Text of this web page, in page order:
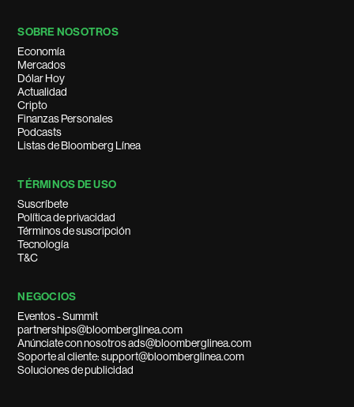
SOBRE NOSOTROS
Economía
Mercados
Dólar Hoy
Actualidad
Cripto
Finanzas Personales
Podcasts
Listas de Bloomberg Línea
TÉRMINOS DE USO
Suscríbete
Política de privacidad
Términos de suscripción
Tecnología
T&C
NEGOCIOS
Eventos - Summit
partnerships@bloomberglinea.com
Anúnciate con nosotros ads@bloomberglinea.com
Soporte al cliente: support@bloomberglinea.com
Soluciones de publicidad